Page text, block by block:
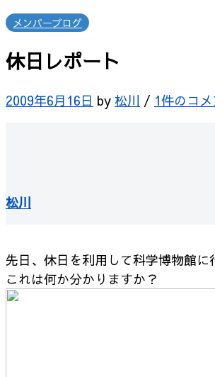
メンバーブログ
休日レポート
2009年6月16日 by 松川 / 1件のコ
松川
先日、休日を利用して科学博物館に
これは何か分かりますか？